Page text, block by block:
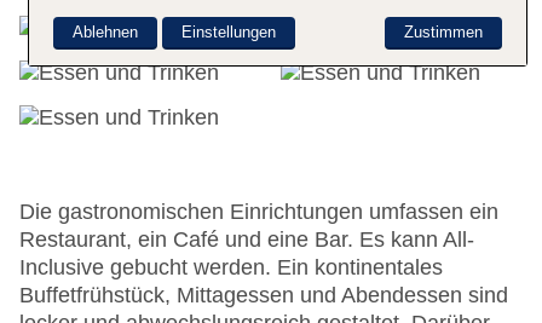
Konferenzraum
Garage
Hoteleröffnung: 2005
Letzte umfassende Renovierung: 2014
Lift
Minimarkt
Anzahl der Konferenzräume: 1
Anzahl der Aufzüge: 1
Die gastronomischen Einrichtungen umfassen ein
Restaurant, ein Café und eine Bar. Es kann All-
Inclusive gebucht werden. Ein kontinentales
Buffetfrühstück, Mittagessen und Abendessen sind
Zustimmen
Ablehnen Einstellungen